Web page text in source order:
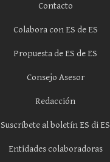
Contacto
Colabora con ES de ES
Propuesta de ES de ES
Consejo Asesor
Redacción
Suscríbete al boletín ES di ES
Entidades colaboradoras